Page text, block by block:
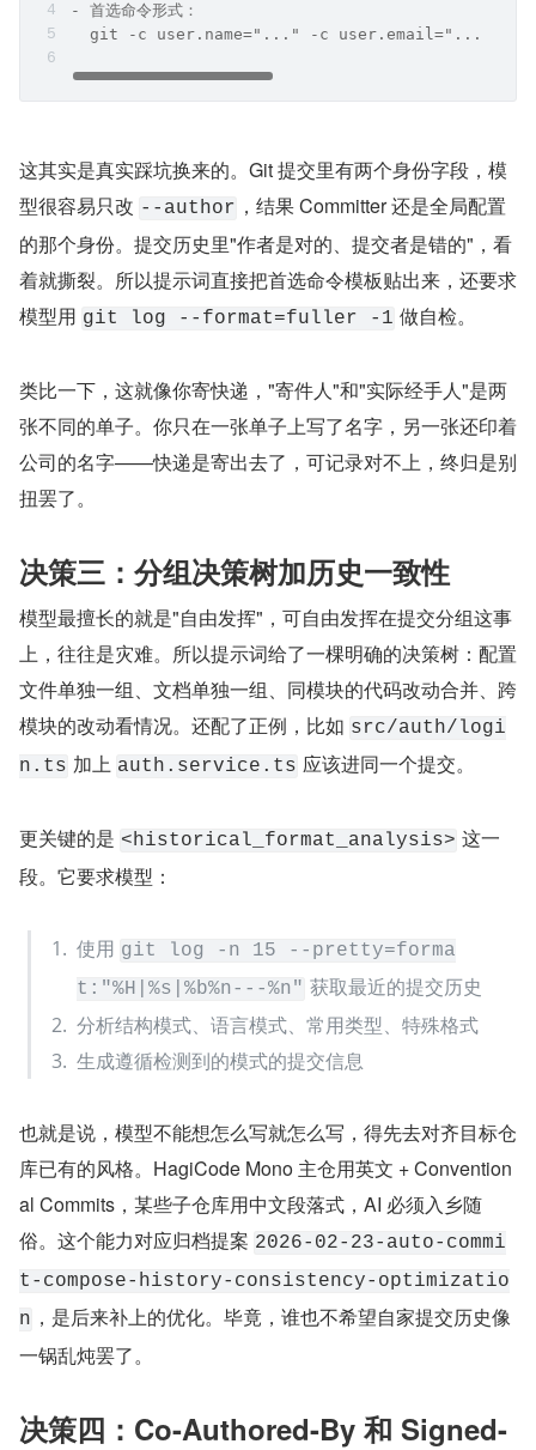
- 首选命令形式：
git -c user.name="..." -c user.email="..."
这其实是真实踩坑换来的。Git 提交里有两个身份字段，模
型很容易只改 --author ，结果 Committer 还是全局配置
的那个身份。提交历史里"作者是对的、提交者是错的"，看
着就撕裂。所以提示词直接把首选命令模板贴出来，还要求
模型用 git log --format=fuller -1 做自检。
类比一下，这就像你寄快递，"寄件人"和"实际经手人"是两
张不同的单子。你只在一张单子上写了名字，另一张还印着
公司的名字——快递是寄出去了，可记录对不上，终归是别
扭罢了。
决策三：分组决策树加历史一致性
模型最擅长的就是"自由发挥"，可自由发挥在提交分组这事
上，往往是灾难。所以提示词给了一棵明确的决策树：配置
文件单独一组、文档单独一组、同模块的代码改动合并、跨
模块的改动看情况。还配了正例，比如 src/auth/logi
n.ts 加上 auth.service.ts 应该进同一个提交。
更关键的是 <historical_format_analysis> 这一
段。它要求模型：
使用 git log -n 15 --pretty=forma
t:"%H|%s|%b%n---%n" 获取最近的提交历史
分析结构模式、语言模式、常用类型、特殊格式
生成遵循检测到的模式的提交信息
也就是说，模型不能想怎么写就怎么写，得先去对齐目标仓
库已有的风格。HagiCode Mono 主仓用英文 + Convention
al Commits，某些子仓库用中文段落式，AI 必须入乡随
俗。这个能力对应归档提案 2026-02-23-auto-commi
t-compose-history-consistency-optimizatio
n ，是后来补上的优化。毕竟，谁也不希望自家提交历史像
一锅乱炖罢了。
决策四：Co-Authored-By 和 Signed-